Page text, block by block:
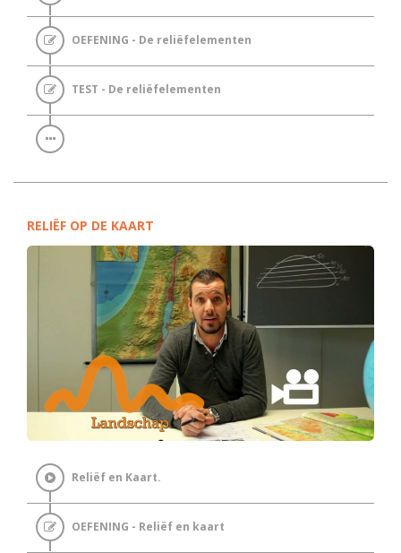
OEFENING - De reliëfelementen
TEST - De reliëfelementen
RELIËF OP DE KAART
Reliëf en Kaart.
OEFENING - Reliëf en kaart